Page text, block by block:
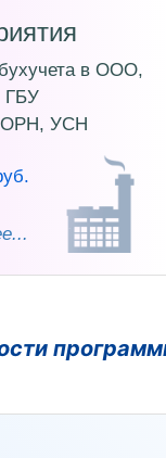
в ООО,
УСН